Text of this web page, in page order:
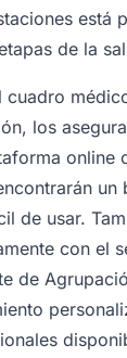
está
de la
cuadro
los
online
un
de usar.
con el
de